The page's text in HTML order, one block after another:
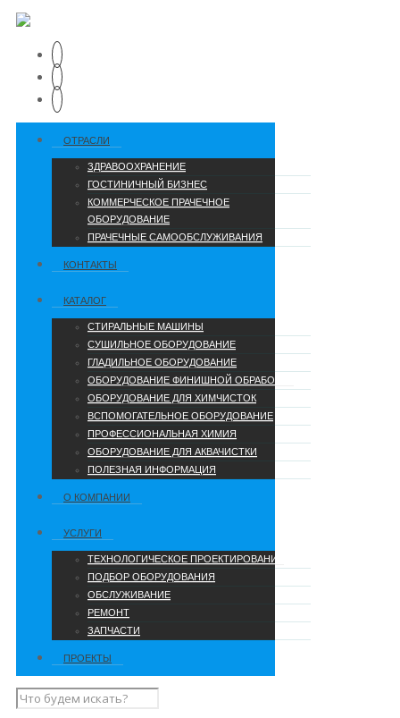
ОТРАСЛИ
ЗДРАВООХРАНЕНИЕ
ГОСТИНИЧНЫЙ БИЗНЕС
КОММЕРЧЕСКОЕ ПРАЧЕЧНОЕ
ОБОРУДОВАНИЕ
ПРАЧЕЧНЫЕ САМООБСЛУЖИВАНИЯ
КОНТАКТЫ
КАТАЛОГ
СТИРАЛЬНЫЕ МАШИНЫ
СУШИЛЬНОЕ ОБОРУДОВАНИЕ
ГЛАДИЛЬНОЕ ОБОРУДОВАНИЕ
ОБОРУДОВАНИЕ ФИНИШНОЙ ОБРАБОТКИ
ОБОРУДОВАНИЕ ДЛЯ ХИМЧИСТОК
ВСПОМОГАТЕЛЬНОЕ ОБОРУДОВАНИЕ
ПРОФЕССИОНАЛЬНАЯ ХИМИЯ
ОБОРУДОВАНИЕ ДЛЯ АКВАЧИСТКИ
ПОЛЕЗНАЯ ИНФОРМАЦИЯ
О КОМПАНИИ
УCЛУГИ
ТЕХНОЛОГИЧЕСКОЕ ПРОЕКТИРОВАНИЕ
ПОДБОР ОБОРУДОВАНИЯ
ОБСЛУЖИВАНИЕ
РЕМОНТ
ЗАПЧАСТИ
ПРОЕКТЫ